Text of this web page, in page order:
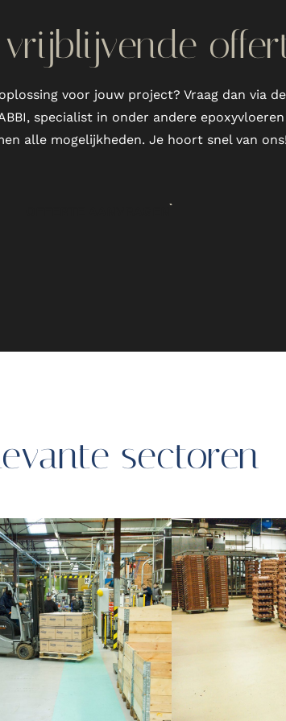
voor jouw project? Vraag dan via
specialist in onder andere
alle mogelijkheden. Je hoort snel van
sectoren